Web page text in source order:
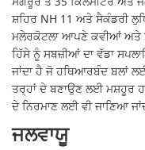
ਸ਼ਹਿਰ NH 11 ਅਤੇ ਸੈਕੰਡਰੀ
ਮਲੇਰਕੋਟਲਾ ਆਪਣੇ ਕਵੀਆਂ ਅਤੇ
ਹਿੱਸੇ ਨੂੰ ਸਬਜ਼ੀਆਂ ਦਾ ਵੱਡਾ
ਜਾਂਦਾ ਹੈ ਜੋ ਹਥਿਆਰਬੰਦ ਬਲਾਂ
ਤਰ੍ਹਾਂ ਦੇ ਬਣਾਉਣ ਲਈ ਮਸ਼ਹੂਰ
ਦੇ ਨਿਰਮਾਣ ਲਈ ਵੀ ਜਾਣਿਆ
ਜਲਵਾਯੂ